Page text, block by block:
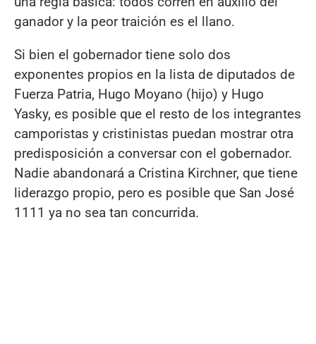
ganador y la peor traición es el llano.
Si bien el gobernador tiene solo dos
exponentes propios en la lista de diputados de
Fuerza Patria, Hugo Moyano (hijo) y Hugo
Yasky, es posible que el resto de los integrantes
camporistas y cristinistas puedan mostrar otra
predisposición a conversar con el gobernador.
Nadie abandonará a Cristina Kirchner, que tiene
liderazgo propio, pero es posible que San José
1111 ya no sea tan concurrida.